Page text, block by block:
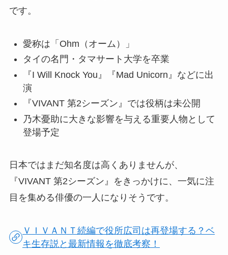
です。
愛称は「Ohm（オーム）」
タイの名門・タマサート大学を卒業
『I Will Knock You』『Mad Unicorn』などに出
演
『VIVANT 第2シーズン』では役柄は未公開
乃木憂助に大きな影響を与える重要人物として
登場予定
日本ではまだ知名度は高くありませんが、
『VIVANT 第2シーズン』をきっかけに、一気に注
目を集める俳優の一人になりそうです。
ＶＩＶＡＮＴ続編で役所広司は再登場する？ベ
キ生存説と最新情報を徹底考察！